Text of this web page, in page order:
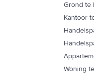
EDINGEN
Grond te
Kantoor
Woning